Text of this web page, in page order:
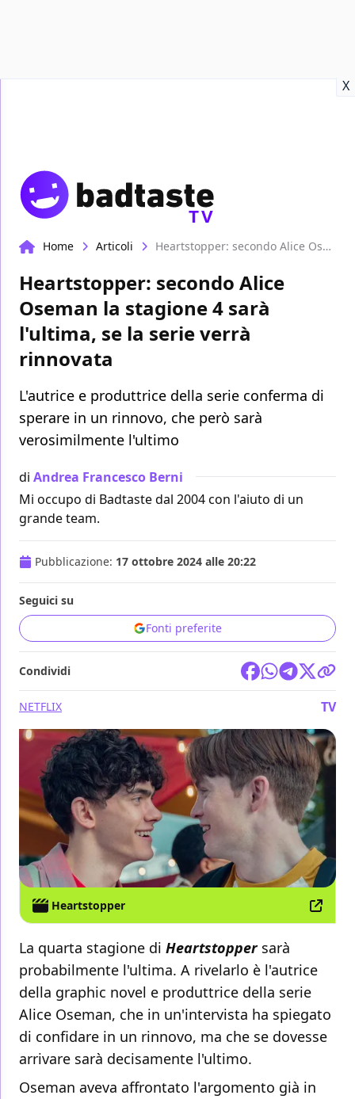
X
TV
Home Articoli Heartstopper: secondo Alice Oseman la stagione 4 sarà l'ultima, se la serie verrà rinnovata
Heartstopper: secondo Alice
Oseman la stagione 4 sarà
l'ultima, se la serie verrà
rinnovata
L'autrice e produttrice della serie conferma di
sperare in un rinnovo, che però sarà
verosimilmente l'ultimo
di Andrea Francesco Berni
Mi occupo di Badtaste dal 2004 con l'aiuto di un
grande team.
Pubblicazione: 17 ottobre 2024 alle 20:22
Seguici su
Fonti preferite
Condividi
NETFLIX TV
Heartstopper
La quarta stagione di Heartstoppersarà
probabilmente l'ultima. A rivelarlo è l'autrice
della graphic novel e produttrice della serie
Alice Oseman, che in un'intervista ha spiegato
di confidare in un rinnovo, ma che se dovesse
arrivare sarà decisamente l'ultimo.
Oseman aveva affrontato l'argomento già in